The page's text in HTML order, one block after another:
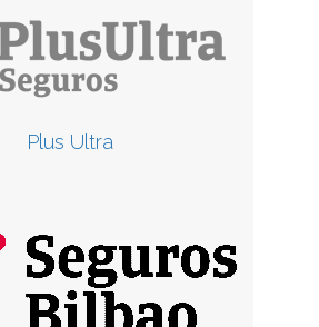
Plus Ultra